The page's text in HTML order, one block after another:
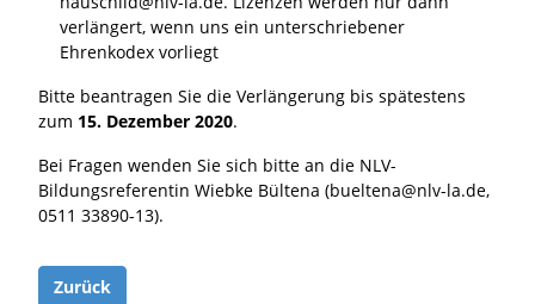
verlängert, wenn uns ein unterschriebener
Ehrenkodex vorliegt
Bitte beantragen Sie die Verlängerung bis spätestens
zum 15. Dezember 2020.
Bei Fragen wenden Sie sich bitte an die NLV-
Bildungsreferentin Wiebke Bültena (bueltena@nlv-la.de,
0511 33890-13).
Zurück